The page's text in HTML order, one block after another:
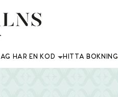
JAG HAR EN KOD HITTA BOKNING